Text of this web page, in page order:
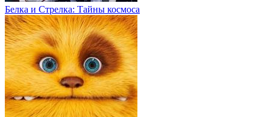
Белка и Стрелка: Тайны космоса